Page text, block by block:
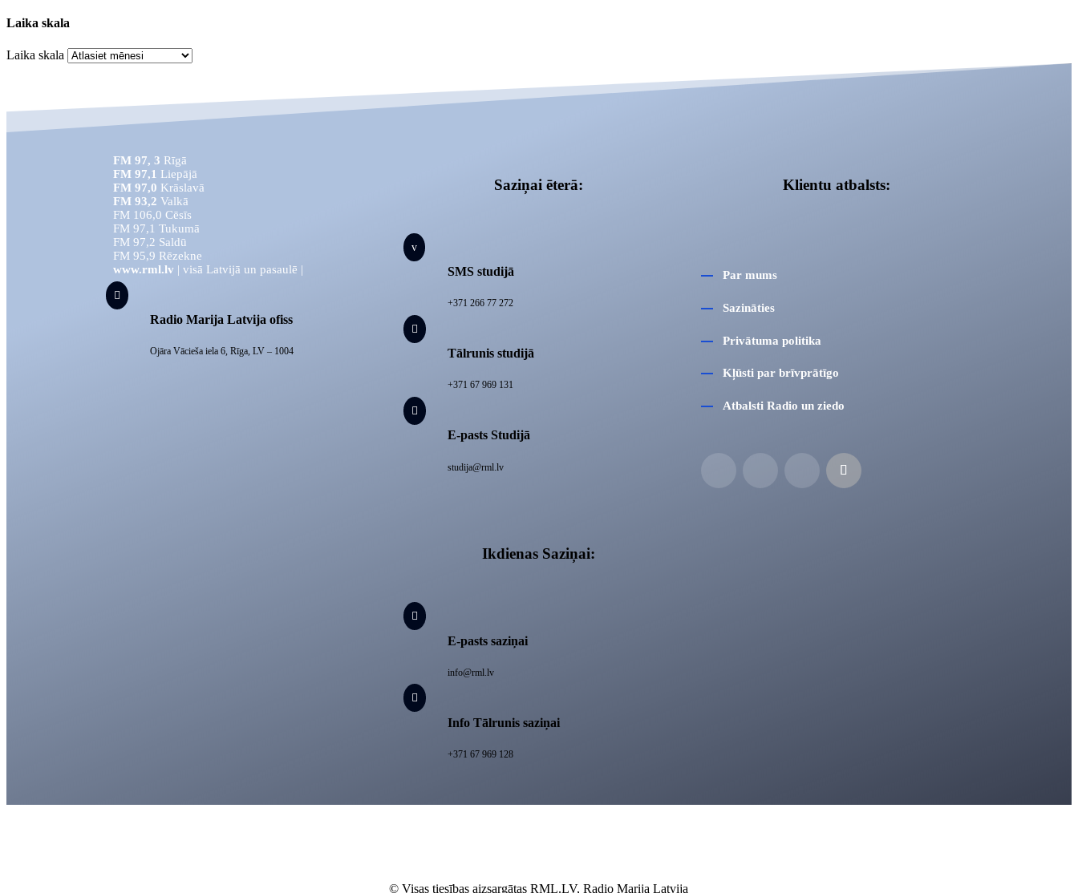
Laika skala
Laika skala
FM 97, 3 Rīgā
FM 97,1 Liepājā
FM 97,0 Krāslavā
FM 93,2 Valkā
FM 106,0 Cēsīs
FM 97,1 Tukumā
FM 97,2 Saldū
FM 95,9 Rēzekne
www.rml.lv | visā Latvijā un pasaulē |

Radio Marija Latvija ofiss
Ojāra Vācieša iela 6, Rīga, LV – 1004
Saziņai ēterā:
v
SMS studijā
+371 266 77 272

Tālrunis studijā
+371 67 969 131

E-pasts Studijā
studija@rml.lv
Ikdienas Saziņai:

E-pasts saziņai
info@rml.lv

Info Tālrunis saziņai
+371 67 969 128
Klientu atbalsts:
Par mums
Sazināties
Privātuma politika
Kļūsti par brīvprātīgo
Atbalsti Radio un ziedo
© Visas tiesības aizsargātas RML.LV, Radio Marija Latvija